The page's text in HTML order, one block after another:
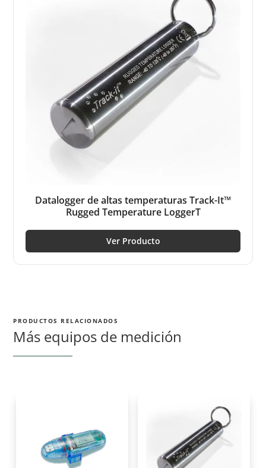
Datalogger de altas temperaturas Track-It™
Rugged Temperature LoggerT
Ver Producto
PRODUCTOS RELACIONADOS
Más equipos de medición